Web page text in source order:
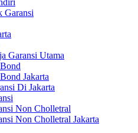
Garansi
Garansi Utama
Jakarta
Di Jakarta
Non Cholletral
Non Cholletral Jakarta